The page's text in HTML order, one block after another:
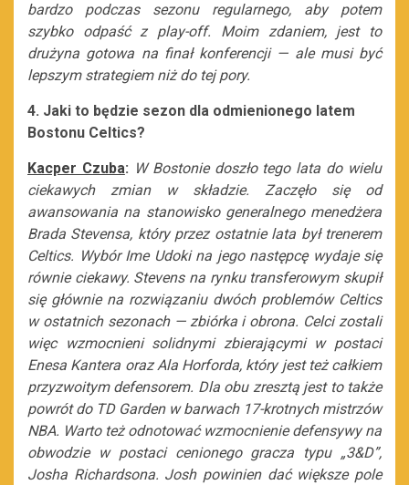
bardzo podczas sezonu regularnego, aby potem
szybko odpaść z play-off. Moim zdaniem, jest to
drużyna gotowa na finał konferencji — ale musi być
lepszym strategiem niż do tej pory.
4. Jaki to będzie sezon dla odmienionego latem
Bostonu Celtics?
Kacper Czuba: W Bostonie doszło tego lata do wielu
ciekawych zmian w składzie. Zaczęło się od
awansowania na stanowisko generalnego menedżera
Brada Stevensa, który przez ostatnie lata był trenerem
Celtics. Wybór Ime Udoki na jego następcę wydaje się
równie ciekawy. Stevens na rynku transferowym skupił
się głównie na rozwiązaniu dwóch problemów Celtics
w ostatnich sezonach — zbiórka i obrona. Celci zostali
więc wzmocnieni solidnymi zbierającymi w postaci
Enesa Kantera oraz Ala Horforda, który jest też całkiem
przyzwoitym defensorem. Dla obu zresztą jest to także
powrót do TD Garden w barwach 17-krotnych mistrzów
NBA. Warto też odnotować wzmocnienie defensywy na
obwodzie w postaci cenionego gracza typu „3&D”,
Josha Richardsona. Josh powinien dać większe pole